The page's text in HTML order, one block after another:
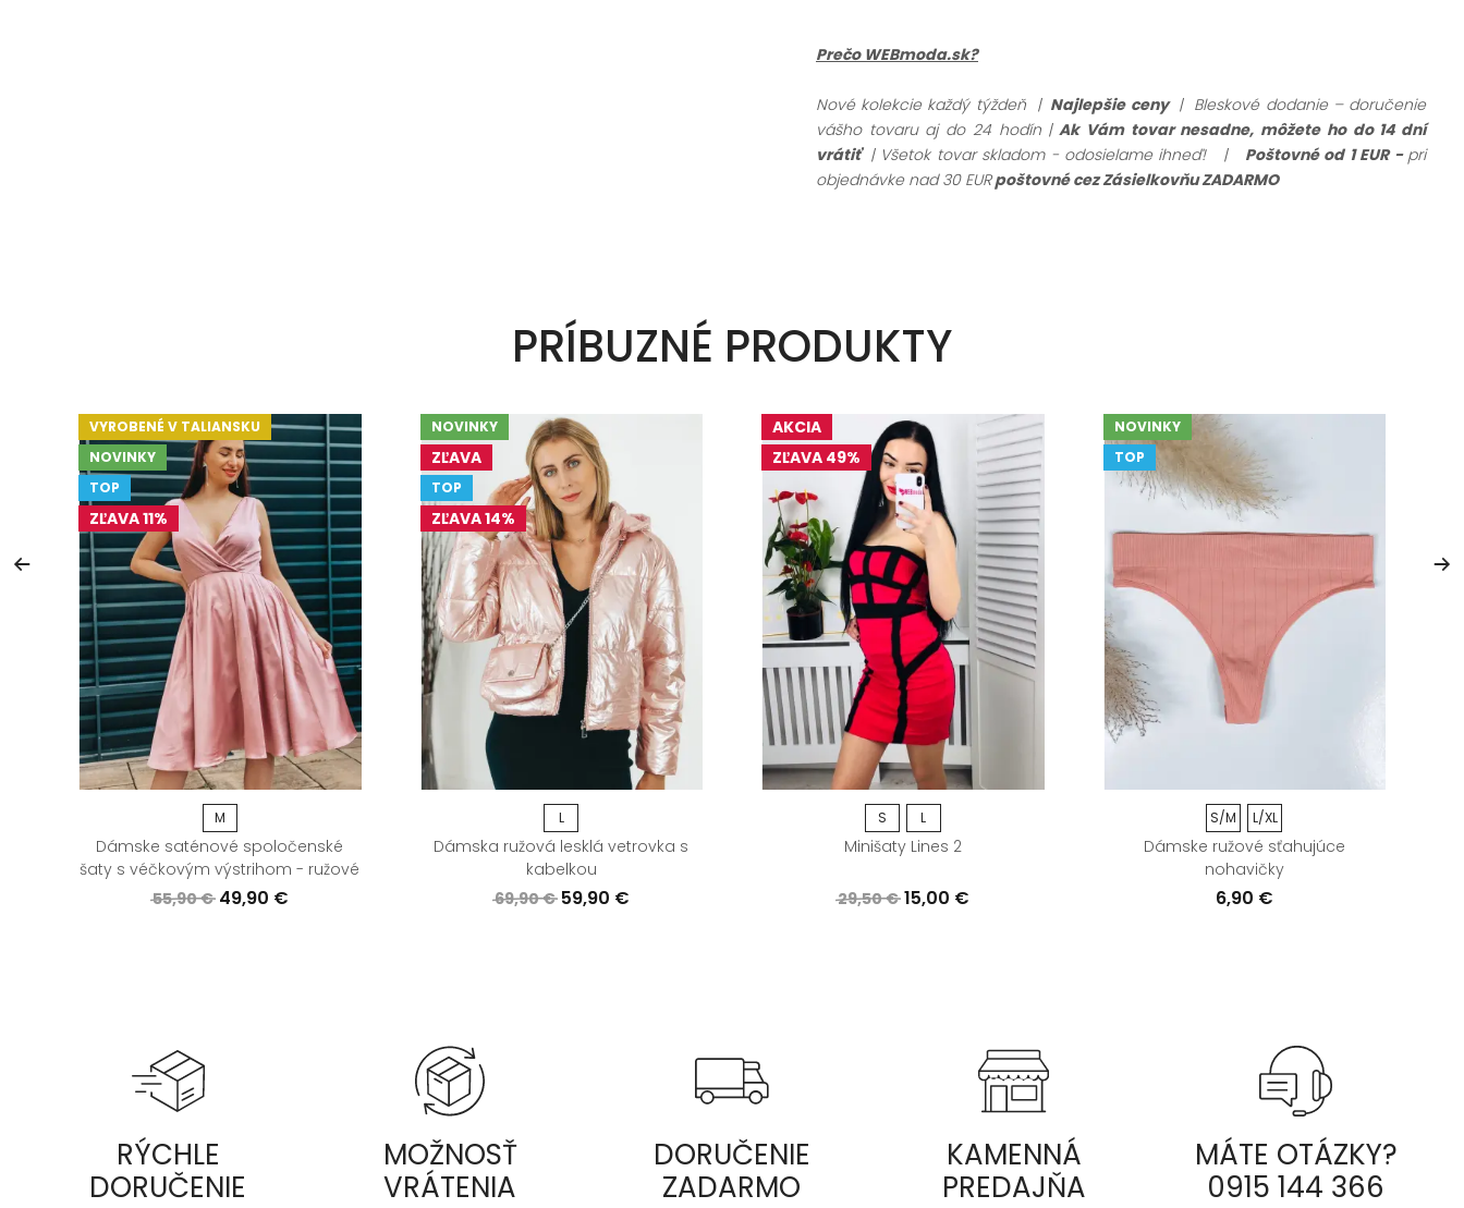
Prečo WEBmoda.sk?
Nové kolekcie každý týždeň |Najlepšie ceny | Bleskové dodanie – doručenie
vášho tovaru aj do 24 hodín |Ak Vám tovar nesadne, môžete ho do 14 dní
vrátiť | Všetok tovar skladom - odosielame ihneď! | Poštovné od 1 EUR - pri
objednávke nad 30 EURpoštovné cez Zásielkovňu ZADARMO
PRÍBUZNÉ PRODUKTY
VYROBENÉ V TALIANSKU
NOVINKY
TOP
ZĽAVA 11%
M
Dámske saténové spoločenské
šaty s véčkovým výstrihom - ružové
55,90 € 49,90 €
NOVINKY
ZĽAVA
TOP
ZĽAVA 14%
L
Dámska ružová lesklá vetrovka s
kabelkou
69,90 € 59,90 €
AKCIA
ZĽAVA 49%
S L
Minišaty Lines 2
29,50 € 15,00 €
NOVINKY
TOP
S/M L/XL
Dámske ružové sťahujúce
nohavičky
6,90 €
RÝCHLE
DORUČENIE
MOŽNOSŤ
VRÁTENIA
DORUČENIE
ZADARMO
KAMENNÁ
PREDAJŇA
MÁTE OTÁZKY?
0915 144 366